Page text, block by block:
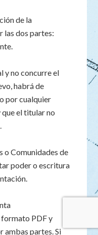
de la
las dos partes:
y no concurre el
habrá de
por cualquier
el titular no
o Comunidades de
poder o escritura
formato PDF y
ambas partes. Si